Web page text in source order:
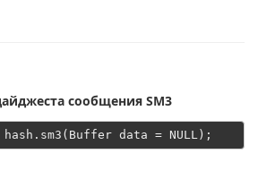
сообщения SM3